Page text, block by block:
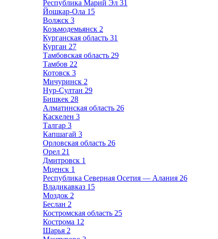
Республика Марий Эл 31
Йошкар-Ола 15
Волжск 3
Козьмодемьянск 2
Курганская область 31
Курган 27
Тамбовская область 29
Тамбов 22
Котовск 3
Мичуринск 2
Нур-Султан 29
Бишкек 28
Алматинская область 26
Каскелен 3
Талгар 3
Капшагай 3
Орловская область 26
Орел 21
Дмитровск 1
Мценск 1
Республика Северная Осетия — Алания 26
Владикавказ 15
Моздок 2
Беслан 2
Костромская область 25
Кострома 12
Шарья 2